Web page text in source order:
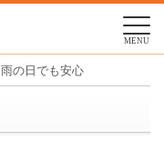
MENU
雨の日でも安心